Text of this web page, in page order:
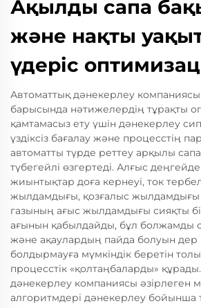
Ақылды сапа
және нақты
үдеріс
Автоматтық дәнекерлеу компаниясы
барысында нәтижелердің тұрақты
қамтамасыз ету үшін дәнекерлеу
үздіксіз бағалау және процесстің
автоматты түрде реттеу арқылы
түбегейлі өзгертеді. Алғыс
жиынтықтар доға кернеуі, ток
жылдамдығы, қозғалыс
газының ағыс жылдамдығы сияқты
ағынын қабылдайды, бұл болжамды
және ақаулардың пайда болуын дер
болдырмауға мүмкіндік беретін
процесстік «қолтаңбаларды»
дәнекерлеу компаниясы әзірлеген
алгоритмдері дәнекерлеу бойынша